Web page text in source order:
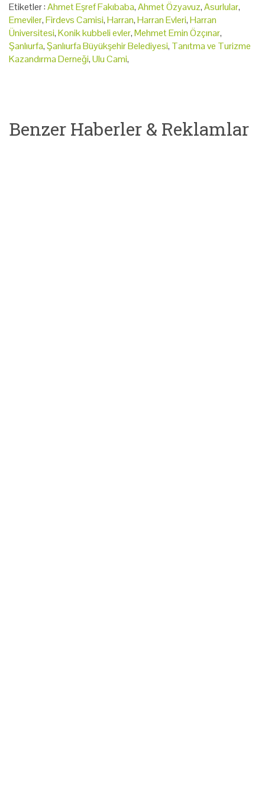
Etiketler :Ahmet Eşref Fakıbaba,Ahmet Özyavuz,Asurlular,
Emeviler,Firdevs Camisi,Harran,Harran Evleri,Harran
Üniversitesi,Konik kubbeli evler,Mehmet Emin Özçınar,
Şanlıurfa,Şanlıurfa Büyükşehir Belediyesi, Tanıtma ve Turizme
Kazandırma Derneği,Ulu Cami,
Benzer Haberler & Reklamlar